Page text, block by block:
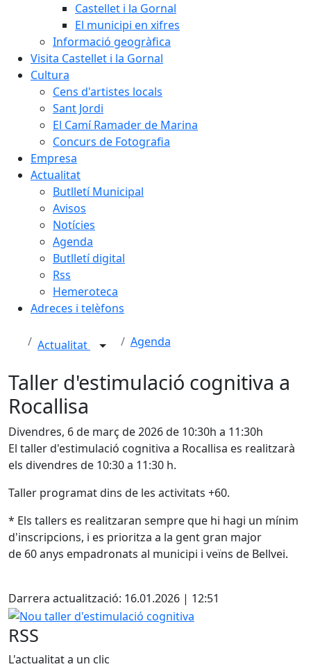
Castellet i la Gornal
El municipi en xifres
Informació geogràfica
Visita Castellet i la Gornal
Cultura
Cens d'artistes locals
Sant Jordi
El Camí Ramader de Marina
Concurs de Fotografia
Empresa
Actualitat
Butlletí Municipal
Avisos
Notícies
Agenda
Butlletí digital
Rss
Hemeroteca
Adreces i telèfons
Actualitat Agenda
Taller d'estimulació cognitiva a
Rocallisa
Divendres, 6 de març de 2026 de 10:30h a 11:30h
El taller d'estimulació cognitiva a Rocallisa es realitzarà
els divendres de 10:30 a 11:30 h.
Taller programat dins de les activitats +60.
* Els tallers es realitzaran sempre que hi hagi un mínim
d'inscripcions, i es prioritza a la gent gran major
de 60 anys empadronats al municipi i veïns de Bellvei.
Darrera actualització: 16.01.2026 | 12:51
Nou taller d'estimulació cognitiva
RSS
L'actualitat a un clic